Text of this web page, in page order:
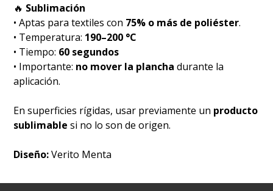
🔥 Sublimación
• Aptas para textiles con 75% o más de poliéster.
• Temperatura: 190–200 °C
• Tiempo: 60 segundos
• Importante: no mover la plancha durante la
aplicación.
En superficies rígidas, usar previamente un producto
sublimable si no lo son de origen.
Diseño:Verito Menta